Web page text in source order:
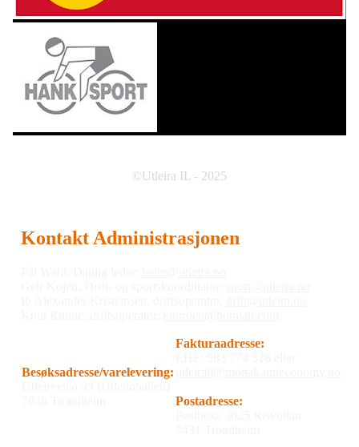
©Utleira IL - 2025
Kontakt Administrasjonen
Besøksadresse/varelevering:
Fakturaadresse:
Postadresse: